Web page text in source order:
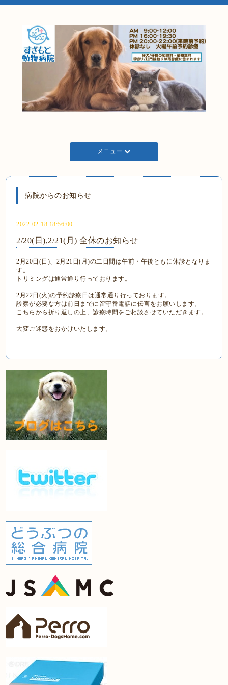
メニュー
病院からのお知らせ
2022-02-18 18:56:00
2/20(日),2/21(月) 全休のお知らせ
2月20日(日)、2月21日(月)の二日間は午前・午後ともに休診となりま
す。
トリミングは通常通り行っております。
2月22日(火)の予約診療日は通常通り行っております。
診察が必要な方は前日までに留守番電話に伝言をお願いします。
こちらから折り返しの上、診療時間をご相談させていただきます。
大変ご迷惑をおかけいたします。